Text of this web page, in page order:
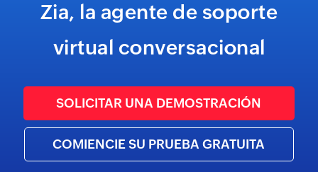
Zia, la agente de soporte
virtual conversacional
SOLICITAR UNA DEMOSTRACIÓN
COMIENCIE SU PRUEBA GRATUITA